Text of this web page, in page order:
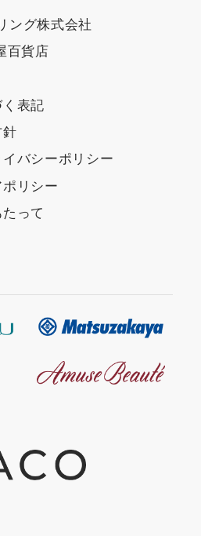
ング株式会社
百貨店
表記
バシーポリシー
リシー
って